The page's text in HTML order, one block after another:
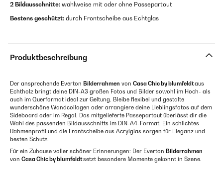
2 Bildausschnitte: wahlweise mit oder ohne Passepartout
Bestens geschützt: durch Frontscheibe aus Echtglas
Produktbeschreibung
Der ansprechende Everton Bilderrahmen von Casa Chic by blumfeldtaus
Echtholz bringt deine DIN-A3 großen Fotos und Bilder sowohl im Hoch- als
auch im Querformat ideal zur Geltung. Bleibe flexibel und gestalte
wunderschöne Wandcollagen oder arrangiere deine Lieblingsfotos auf dem
Sideboard oder im Regal. Das mitgelieferte Passepartout überlässt dir die
Wahl des passenden Bildausschnitts im DIN-A4-Format. Ein schlichtes
Rahmenprofil und die Frontscheibe aus Acrylglas sorgen für Eleganz und
besten Schutz.
Für ein Zuhause voller schöner Erinnerungen: Der Everton Bilderrahmen
von Casa Chic by blumfeldtsetzt besondere Momente gekonnt in Szene.